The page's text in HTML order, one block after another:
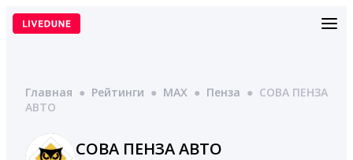
Перейти
Главная ● Рейтинги ● MAX ● Пенза ● СОВА ПЕНЗА
АВТО
СОВА ПЕНЗА АВТО